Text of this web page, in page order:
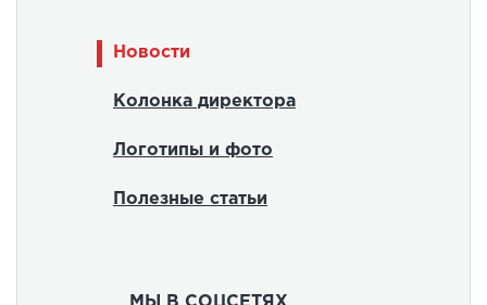
Новости
Колонка директора
Логотипы и фото
Полезные статьи